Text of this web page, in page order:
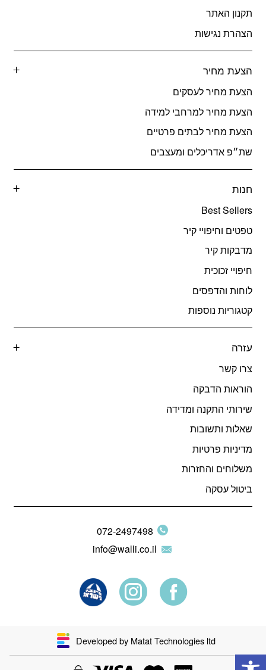
תקנון האתר
הצהרת נגישות
הצעת מחיר
הצעת מחיר לעסקים
הצעת מחיר למרחבי למידה
הצעת מחיר לבתים פרטיים
שת״פ אדריכלים ומעצבים
חנות
Best Sellers
טפטים וחיפויי קיר
מדבקות קיר
חיפויי זכוכית
לוחות והדפסים
קטגוריות נוספות
עזרה
צרו קשר
הוראות הדבקה
שירותי התקנה ומדידה
שאלות ותשובות
מדיניות פרטיות
משלוחים והחזרות
ביטול עסקה
072-2497498
info@walli.co.il
Developed by Matat Technologies ltd
פתח סרגל נגישות